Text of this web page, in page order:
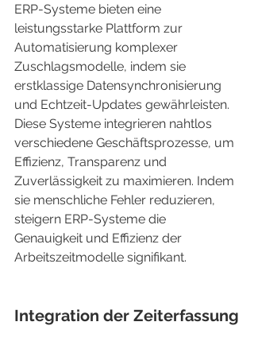
ERP-Systeme bieten eine
leistungsstarke Plattform zur
Automatisierung komplexer
Zuschlagsmodelle, indem sie
erstklassige Datensynchronisierung
und Echtzeit-Updates gewährleisten.
Diese Systeme integrieren nahtlos
verschiedene Geschäftsprozesse, um
Effizienz, Transparenz und
Zuverlässigkeit zu maximieren. Indem
sie menschliche Fehler reduzieren,
steigern ERP-Systeme die
Genauigkeit und Effizienz der
Arbeitszeitmodelle signifikant.
Integration der Zeiterfassung